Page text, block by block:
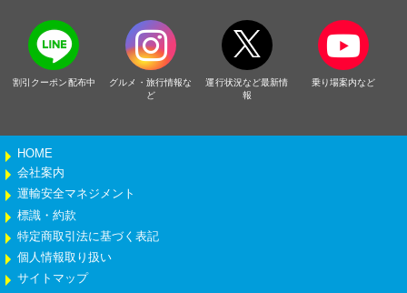
割引クーポン配布中
グルメ・旅行情報な
ど
運行状況など最新情
報
乗り場案内など
HOME
会社案内
運輸安全マネジメント
標識・約款
特定商取引法に基づく表記
個人情報取り扱い
サイトマップ